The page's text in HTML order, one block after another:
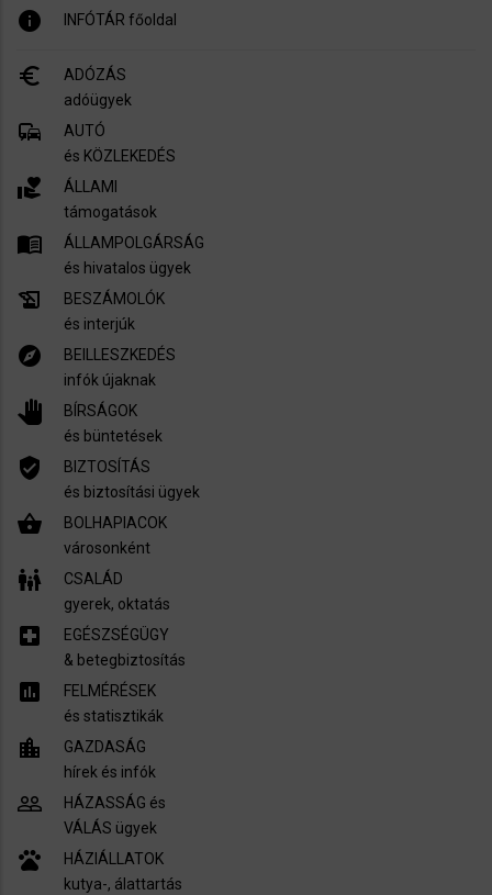
info INFÓTÁR főoldal
euro_symbol
ADÓZÁS
adóügyek
commute
AUTÓ
és KÖZLEKEDÉS
volunteer_activism
ÁLLAMI
támogatások
menu_book
ÁLLAMPOLGÁRSÁG
és hivatalos ügyek
history_edu
BESZÁMOLÓK
és interjúk
explore
BEILLESZKEDÉS
infók újaknak
pan_tool
BÍRSÁGOK
és büntetések
verified_user
BIZTOSÍTÁS
és biztosítási ügyek
shopping_basket
BOLHAPIACOK
városonként
family_restroom
CSALÁD
gyerek, oktatás
local_hospital
EGÉSZSÉGÜGY
​& betegbiztosítás
assessment
FELMÉRÉSEK
és statisztikák
location_city
GAZDASÁG
hírek és infók
people_outline
HÁZASSÁG és
VÁLÁS ügyek
pets
HÁZIÁLLATOK
kutya-, álattartás